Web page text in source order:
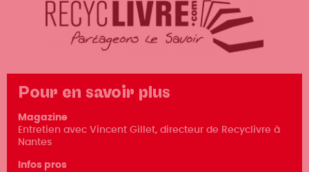
Pour en savoir plus
Magazine
Entretien avec Vincent Gillet, directeur de Recyclivre à
Nantes
Infos pros